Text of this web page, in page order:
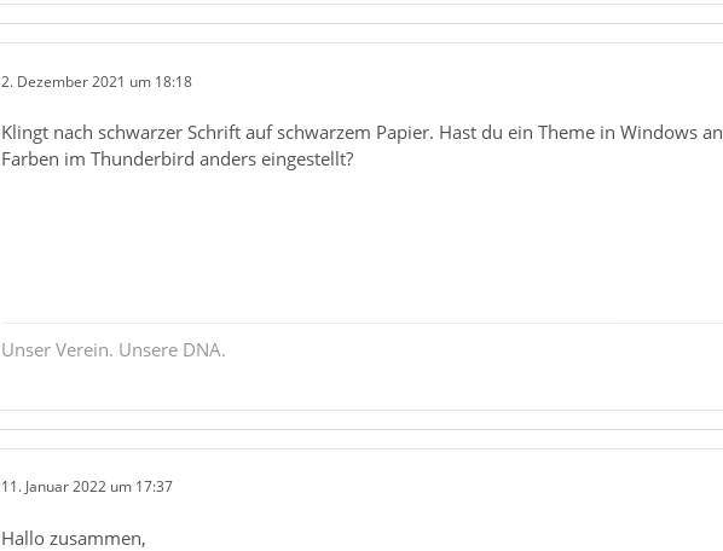
2. Dezember 2021 um 18:18
Klingt nach schwarzer Schrift auf schwarzem Papier. Hast du ein Theme in Windows
Farben im Thunderbird anders eingestellt?
Unser Verein. Unsere DNA.
11. Januar 2022 um 17:37
Hallo zusammen,